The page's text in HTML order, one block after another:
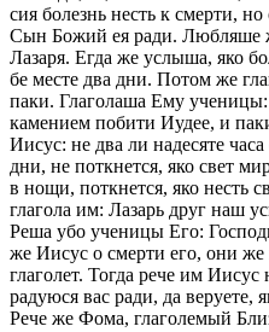
сия болезнь несть к смерти,
Сын Божий ея ради. Любляше
Лазаря. Егда же услыша, яко
бе месте два дни. Потом же
паки. Глаголаша Ему
камением побити Иудее, и
Иисус: не два ли надесяте
дни, не поткнется, яко свет
в нощи, поткнется, яко несть
глагола им: Лазарь друг наш
Реша убо ученицы Его:
же Иисус о смерти его, они
глаголет. Тогда рече им
радуюся вас ради, да веруете,
Рече же Фома, глаголемый